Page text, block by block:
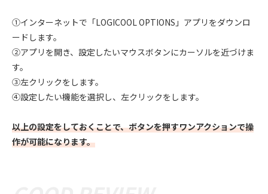
①インターネットで「LOGICOOL OPTIONS」アプリをダウンロ
ードします。
②アプリを開き、設定したいマウスボタンにカーソルを近づけま
す。
③左クリックをします。
④設定したい機能を選択し、左クリックをします。
以上の設定をしておくことで、ボタンを押すワンアクションで操
作が可能になります。